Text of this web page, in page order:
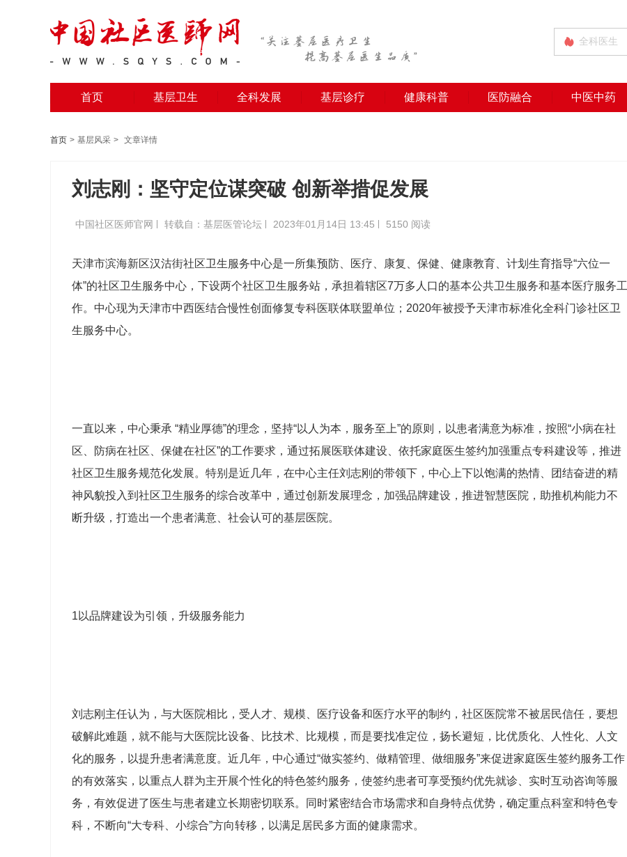
首页 基层卫生 全科发展 基层诊疗 健康科普 医防融合 中医中药
首页 > 基层风采 > 文章详情
刘志刚：坚守定位谋突破 创新举措促发展
中国社区医师官网 转载自：基层医管论坛 2023年01月14日 13:45 5150 阅读
天津市滨海新区汉沽街社区卫生服务中心是一所集预防、医疗、康复、保健、健康教育、计划生育指导“六位一
体”的社区卫生服务中心，下设两个社区卫生服务站，承担着辖区7万多人口的基本公共卫生服务和基本医疗服务工
作。中心现为天津市中西医结合慢性创面修复专科医联体联盟单位；2020年被授予天津市标准化全科门诊社区卫
生服务中心。
一直以来，中心秉承 “精业厚德”的理念，坚持“以人为本，服务至上”的原则，以患者满意为标准，按照“小病在社
区、防病在社区、保健在社区”的工作要求，通过拓展医联体建设、依托家庭医生签约加强重点专科建设等，推进
社区卫生服务规范化发展。特别是近几年，在中心主任刘志刚的带领下，中心上下以饱满的热情、团结奋进的精
神风貌投入到社区卫生服务的综合改革中，通过创新发展理念，加强品牌建设，推进智慧医院，助推机构能力不
断升级，打造出一个患者满意、社会认可的基层医院。
1以品牌建设为引领，升级服务能力
刘志刚主任认为，与大医院相比，受人才、规模、医疗设备和医疗水平的制约，社区医院常不被居民信任，要想
破解此难题，就不能与大医院比设备、比技术、比规模，而是要找准定位，扬长避短，比优质化、人性化、人文
化的服务，以提升患者满意度。近几年，中心通过“做实签约、做精管理、做细服务”来促进家庭医生签约服务工作
的有效落实，以重点人群为主开展个性化的特色签约服务，使签约患者可享受预约优先就诊、实时互动咨询等服
务，有效促进了医生与患者建立长期密切联系。同时紧密结合市场需求和自身特点优势，确定重点科室和特色专
科，不断向“大专科、小综合”方向转移，以满足居民多方面的健康需求。